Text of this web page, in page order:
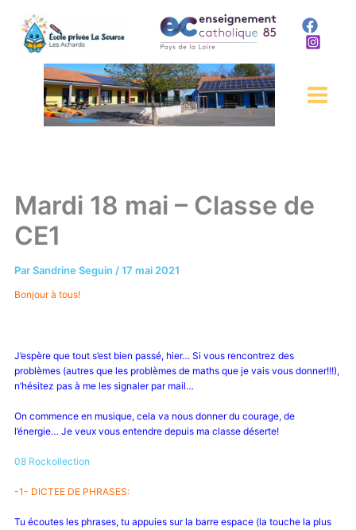
contenu
Mardi 18 mai – Classe de
CE1
ParSandrine Seguin /17 mai 2021
Bonjour à tous!
J’espère que tout s’est bien passé, hier… Si vous rencontrez des
problèmes (autres que les problèmes de maths que je vais vous donner!!!),
n’hésitez pas à me les signaler par mail…
On commence en musique, cela va nous donner du courage, de
l’énergie… Je veux vous entendre depuis ma classe déserte!
08 Rockollection
-1- DICTEE DE PHRASES:
Tu écoutes les phrases, tu appuies sur la barre espace (la touche la plus